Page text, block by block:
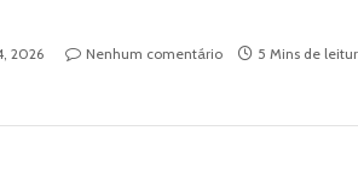
2026 Nenhum comentário 5 Mins de